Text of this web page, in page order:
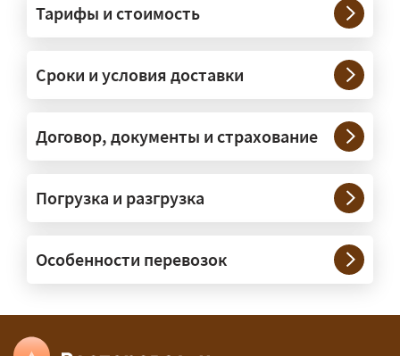
— На тралах и низкорамниках —
платформах, рассчитанных на
крупногабаритную технику и
конструкции. Транспорт подбираем
под конкретные размеры и вес груза.
сопровождение?
организуем. Потребность в машинах
прикрытия зависит от габаритов
груза и маршрута; это определяется
Тарифы и стоимость
Сроки и условия доставки
Договор, документы и страхование
Погрузка и разгрузка
Особенности перевозок